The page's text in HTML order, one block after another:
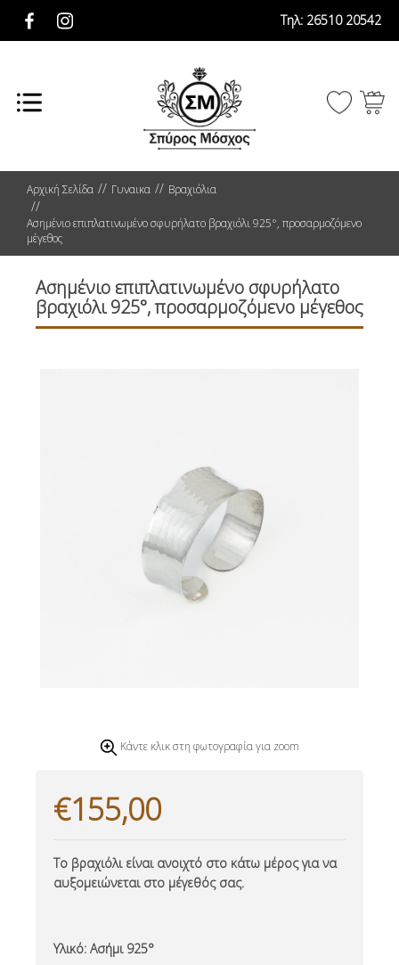
Τηλ: 26510 20542
Αρχική Σελίδα Γυναικα Βραχιόλια
Ασημένιο επιπλατινωμένο σφυρήλατο βραχιόλι 925°, προσαρμοζόμενο
μέγεθος
Ασημένιο επιπλατινωμένο σφυρήλατο
βραχιόλι 925°, προσαρμοζόμενο μέγεθος
Κάντε κλικ στη φωτογραφία για zoom
€155,00
Το βραχιόλι είναι ανοιχτό στο κάτω μέρος για να
αυξομειώνεται στο μέγεθός σας.
Υλικό: Ασήμι 925°